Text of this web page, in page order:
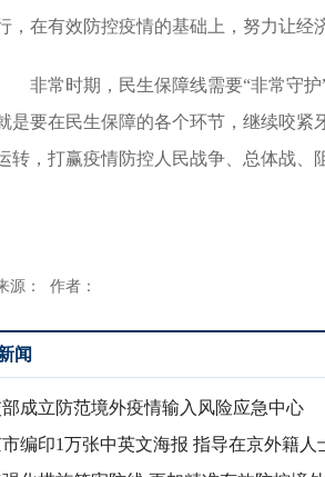
，在有效防控疫情的基础上，努力让经
非常时期，民生保障线需要“非常守护”
是要在民生保障的各个环节，继续咬紧
转，打赢疫情防控人民战争、总体战、
源： 作者：
闻
成立防范境外疫情输入风险应急中心
编印1万张中英文海报 指导在京外籍人